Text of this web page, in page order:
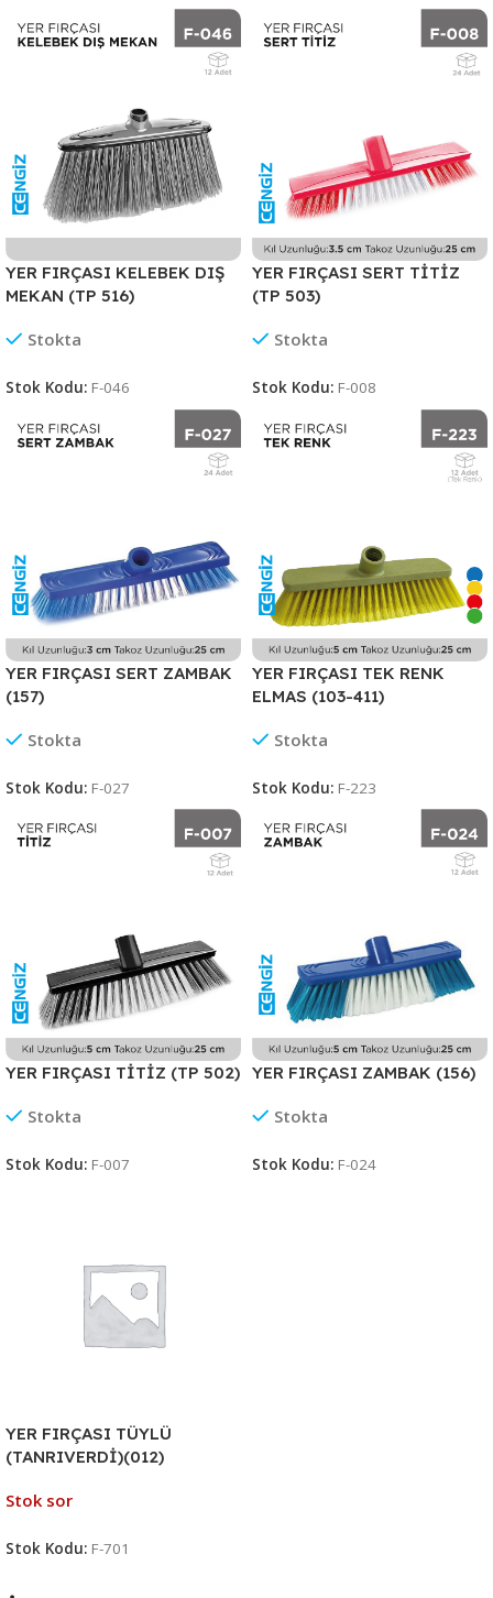
YER FIRÇASI KELEBEK DIŞ
MEKAN (TP 516)
Stokta
Stok Kodu: F-046
YER FIRÇASI SERT TİTİZ
(TP 503)
Stokta
Stok Kodu: F-008
YER FIRÇASI SERT ZAMBAK
(157)
Stokta
Stok Kodu: F-027
YER FIRÇASI TEK RENK
ELMAS (103-411)
Stokta
Stok Kodu: F-223
YER FIRÇASI TİTİZ (TP 502)
Stokta
Stok Kodu: F-007
YER FIRÇASI ZAMBAK (156)
Stokta
Stok Kodu: F-024
YER FIRÇASI TÜYLÜ
(TANRIVERDİ)(012)
Stok sor
Stok Kodu: F-701